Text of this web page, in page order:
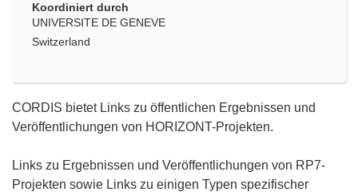
Koordiniert durch
UNIVERSITE DE GENEVE
Switzerland
CORDIS bietet Links zu öffentlichen Ergebnissen und
Veröffentlichungen von HORIZONT-Projekten.
Links zu Ergebnissen und Veröffentlichungen von RP7-
Projekten sowie Links zu einigen Typen spezifischer